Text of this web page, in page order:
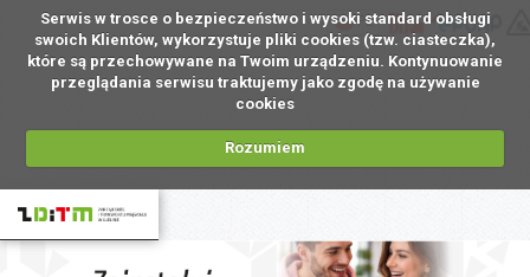
Serwis w trosce o bezpieczeństwo i wysoki standard obsługi
swoich Klientów, wykorzystuje pliki cookies (tzw. ciasteczka),
które są przechowywane na Twoim urządzeniu. Kontynuowanie
przeglądania serwisu traktujemy jako zgodę na używanie
cookies
Rozumiem
PL